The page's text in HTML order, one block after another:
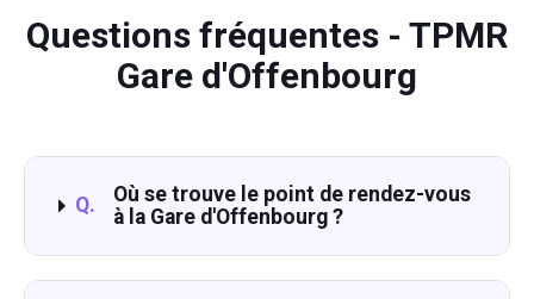
Questions fréquentes - TPMR
Gare d'Offenbourg
Q.
Où se trouve le point de rendez-vous
à la Gare d'Offenbourg ?